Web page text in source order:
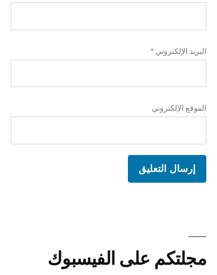
البريد الإلكتروني *
الموقع الإلكتروني
e
مجلتكم على الفيسبوك